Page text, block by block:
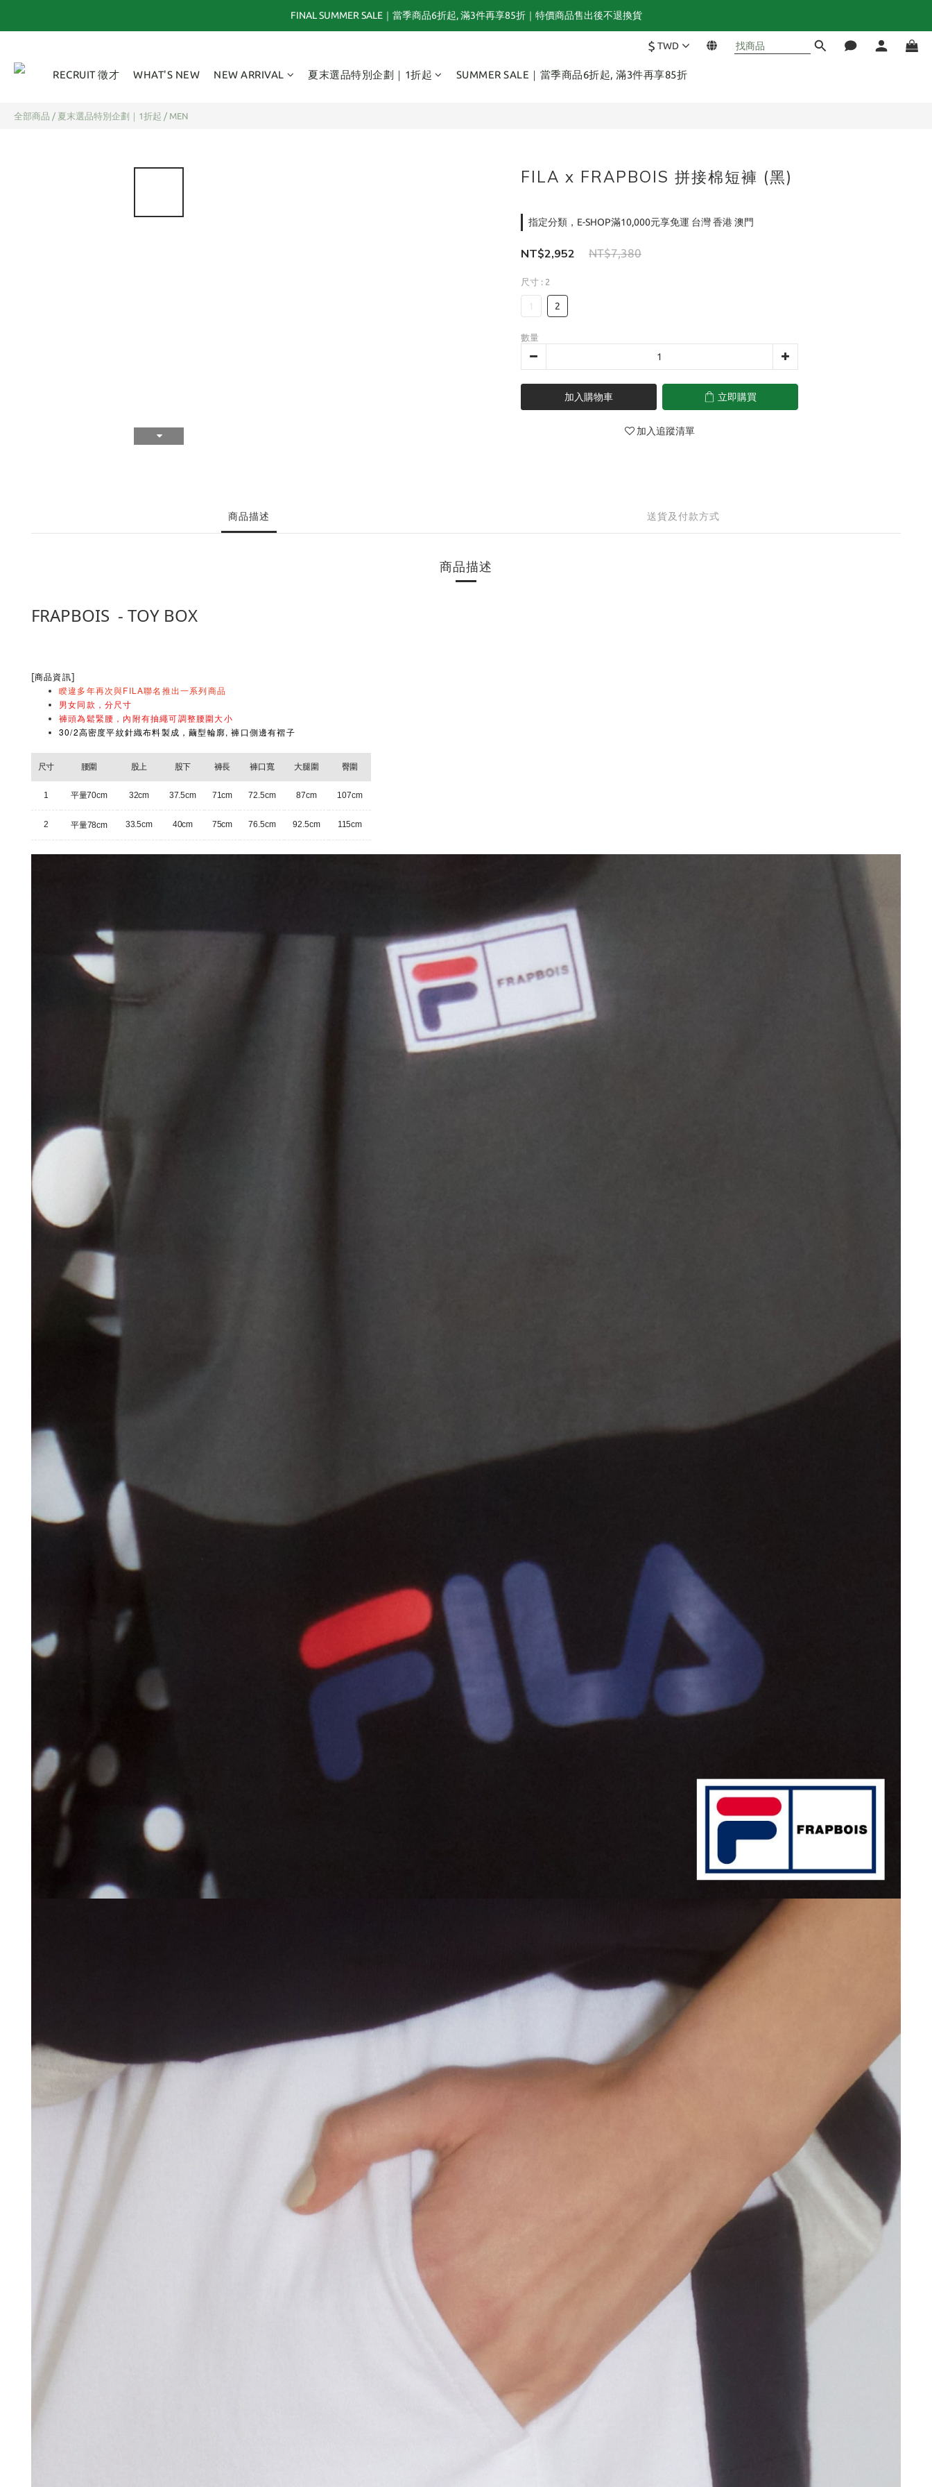
夏末選品特別企劃｜1折起｜特價商品售出後不退換貨
TOGA x NTS capsule collection will be launching on 31st JULY
$ TWD
RECRUIT 徵才 WHAT'S NEW NEW ARRIVAL 夏末選品特別企劃｜1折起 SUMMER SALE｜當季商品6折起, 滿3件再享85折
全部商品 / 夏末選品特別企劃｜1折起 / MEN
FILA x FRAPBOIS 拼接棉短褲 (黑)
指定分類，E-SHOP滿10,000元享免運 台灣 香港 澳門
NT$2,952 NT$7,380
尺寸 : 2
1 2
數量
加入購物車 立即購買
加入追蹤清單
商品描述 送貨及付款方式
商品描述
FRAPBOIS - TOY BOX
[商品資訊]
睽違多年再次與FILA聯名推出一系列商品
男女同款，分尺寸
褲頭為鬆緊腰，內附有抽繩可調整腰圍大小
30/2高密度平紋針織布料製成，繭型輪廓, 褲口側邊有褶子
尺寸 腰圍 股上 股下 褲長 褲口寬 大腿圍 臀圍
1 平量70cm 32cm 37.5cm 71cm 72.5cm 87cm 107cm
2 平量78cm 33.5cm 40cm 75cm 76.5cm 92.5cm 115cm
立即購買